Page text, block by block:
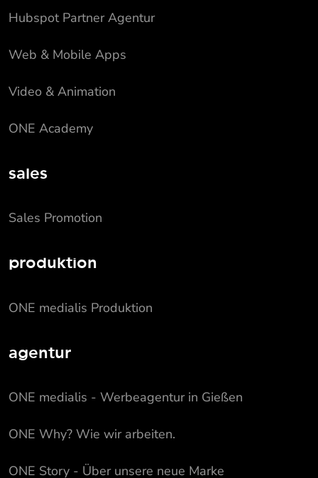
Hubspot Partner Agentur
Web & Mobile Apps
Video & Animation
ONE Academy
sales
Sales Promotion
produktion
ONE medialis Produktion
agentur
ONE medialis - Werbeagentur in Gießen
ONE Why? Wie wir arbeiten.
ONE Story - Über unsere neue Marke